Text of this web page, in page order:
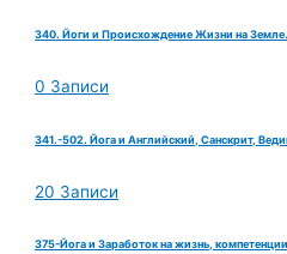
340. Йоги и Происхождение Жизни на Земле.
0 Записи
341.-502. Йога и Английский, Санскрит,
20 Записи
375-Йога и Заработок на жизнь,